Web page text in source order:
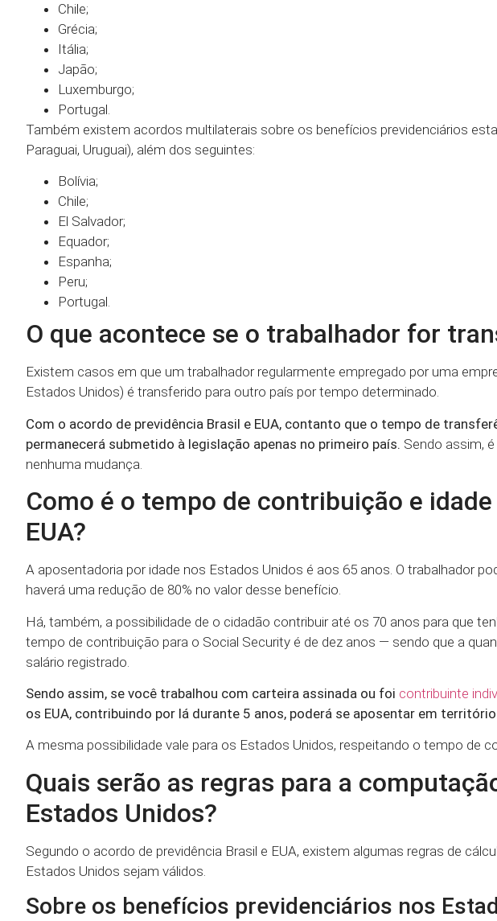
Chile;
Grécia;
Itália;
Japão;
Luxemburgo;
Portugal.
Também existem acordos multilaterais sobre os benefícios previdenciários
Paraguai, Uruguai), além dos seguintes:
Bolívia;
Chile;
El Salvador;
Equador;
Espanha;
Peru;
Portugal.
O que acontece se o trabalhador for
Existem casos em que um trabalhador regularmente empregado por uma
Estados Unidos) é transferido para outro país por tempo determinado.
Com o acordo de previdência Brasil e EUA, contanto que o tempo de
permanecerá submetido à legislação apenas no primeiro país. Sendo assim,
nenhuma mudança.
Como é o tempo de contribuição e
EUA?
A aposentadoria por idade nos Estados Unidos é aos 65 anos. O trabalhador
haverá uma redução de 80% no valor desse benefício.
Há, também, a possibilidade de o cidadão contribuir até os 70 anos para que
tempo de contribuição para o Social Security é de dez anos — sendo que a
salário registrado.
Sendo assim, se você trabalhou com carteira assinada ou foi contribuinte
os EUA, contribuindo por lá durante 5 anos, poderá se aposentar em
A mesma possibilidade vale para os Estados Unidos, respeitando o tempo de
Quais serão as regras para a
Estados Unidos?
Segundo o acordo de previdência Brasil e EUA, existem algumas regras de
Estados Unidos sejam válidos.
Sobre os benefícios previdenciários nos